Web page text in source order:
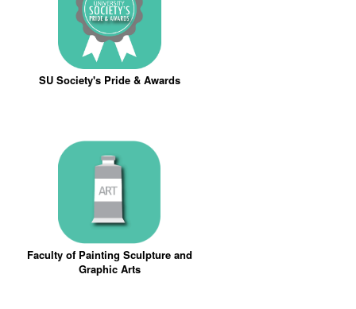
SU Society's Pride & Awards
Faculty of Painting Sculpture and
Graphic Arts